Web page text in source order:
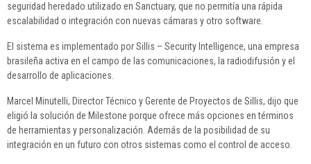
seguridad heredado utilizado en Sanctuary, que no permitía una rápida
escalabilidad o integración con nuevas cámaras y otro software.
El sistema es implementado por Sillis – Security Intelligence, una empresa
brasileña activa en el campo de las comunicaciones, la radiodifusión y el
desarrollo de aplicaciones.
Marcel Minutelli, Director Técnico y Gerente de Proyectos de Sillis, dijo que
eligió la solución de Milestone porque ofrece más opciones en términos
de herramientas y personalización. Además de la posibilidad de su
integración en un futuro con otros sistemas como el control de acceso.